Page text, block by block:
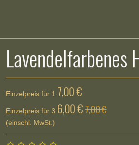
Einzelpreis für 1 7,00 €
Einzelpreis für 3 6,00 €7,00 €
(einschl. MwSt.)